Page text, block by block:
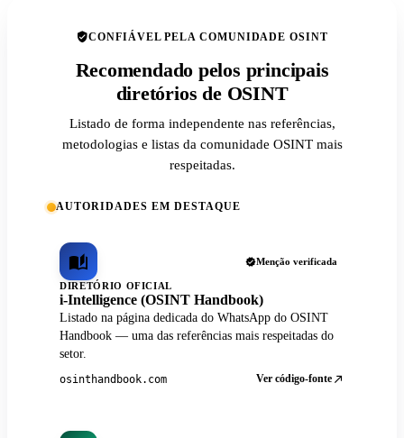
CONFIÁVEL PELA COMUNIDADE OSINT
Recomendado pelos principais
diretórios de OSINT
Listado de forma independente nas referências,
metodologias e listas da comunidade OSINT mais
respeitadas.
AUTORIDADES EM DESTAQUE
Menção verificada
DIRETÓRIO OFICIAL
i-Intelligence (OSINT Handbook)
Listado na página dedicada do WhatsApp do OSINT
Handbook — uma das referências mais respeitadas do
setor.
osinthandbook.com Ver código-fonte